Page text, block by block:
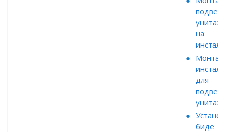
унитаза
на
Монтаж
для
унитаза
биде